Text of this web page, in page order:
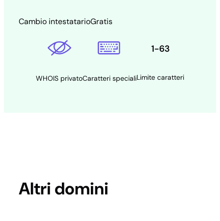
Cambio intestatarioGratis
WHOIS privatoCaratteri speciali
1-63
Limite caratteri
Altri domini